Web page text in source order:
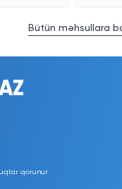
Bütün məhsullara
qorunur.